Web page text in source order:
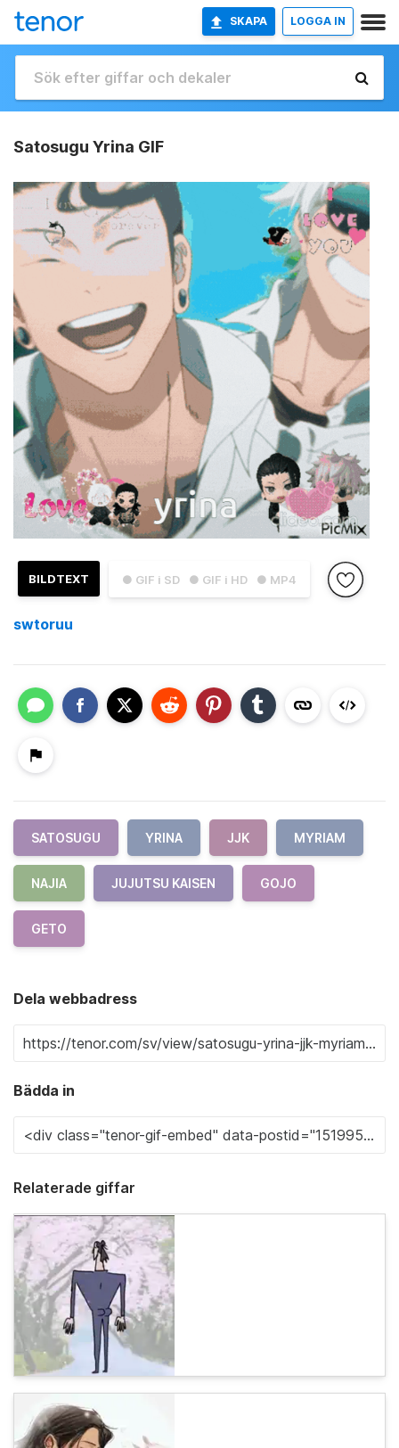
SKAPA LOGGA IN
Satosugu Yrina GIF
● GIF i SD ● GIF i HD ● MP4
BILDTEXT
swtoruu
SATOSUGU YRINA JJK MYRIAM
NAJIA JUJUTSU KAISEN GOJO
GETO
Dela webbadress
Bädda in
Relaterade giffar